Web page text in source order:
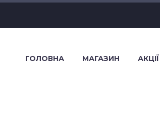
ГОЛОВНА МАГАЗИН АКЦІЇ